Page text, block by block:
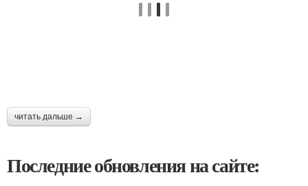
читать дальше →
Последние обновления на сайте: